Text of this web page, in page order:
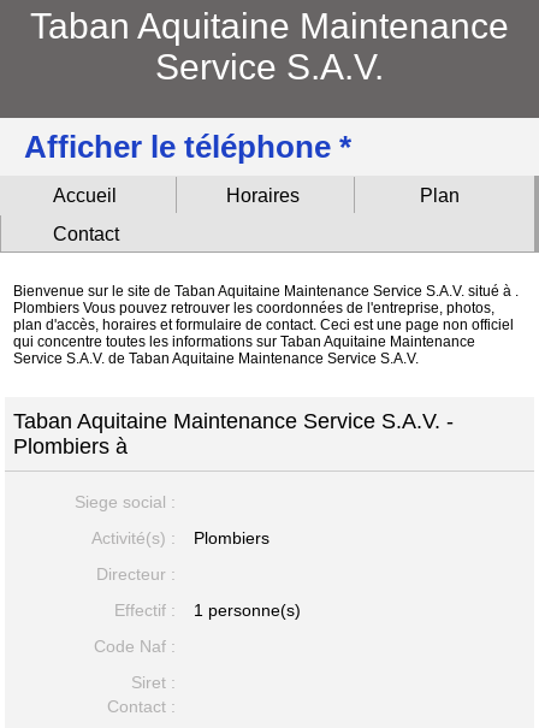
Taban Aquitaine Maintenance
Service S.A.V.
Afficher le téléphone *
Accueil Horaires
Plan
Contact
Bienvenue sur le site de Taban Aquitaine Maintenance Service S.A.V. situé à .
Plombiers Vous pouvez retrouver les coordonnées de l'entreprise, photos,
plan d'accès, horaires et formulaire de contact. Ceci est une page non officiel
qui concentre toutes les informations sur Taban Aquitaine Maintenance
Service S.A.V. de Taban Aquitaine Maintenance Service S.A.V.
Taban Aquitaine Maintenance Service S.A.V. -
Plombiers à
Siege social :
Activité(s) :
Plombiers
Directeur :
Effectif :
1 personne(s)
Code Naf :
Siret :
Contact :